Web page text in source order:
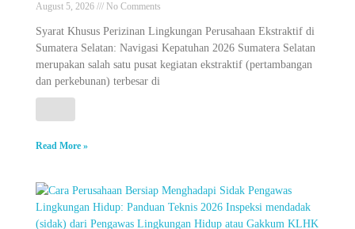
August 5, 2026 No Comments
Syarat Khusus Perizinan Lingkungan Perusahaan Ekstraktif di
Sumatera Selatan: Navigasi Kepatuhan 2026 Sumatera Selatan
merupakan salah satu pusat kegiatan ekstraktif (pertambangan
dan perkebunan) terbesar di
Read More »